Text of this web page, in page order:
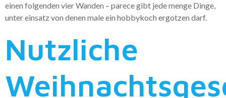
einen folgenden vier Wanden – parece gibt jede menge Dinge,
unter einsatz von denen male ein hobbykoch ergotzen darf.
Nutzliche